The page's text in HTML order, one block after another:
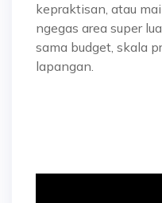
kepraktisan, atau
ngegas area super
sama budget, skala
lapangan.